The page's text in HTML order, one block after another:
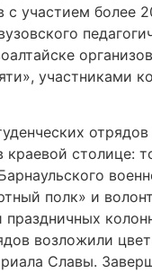
с участием более
участниками
краевой столице:
полк» и
возложили
Славы.